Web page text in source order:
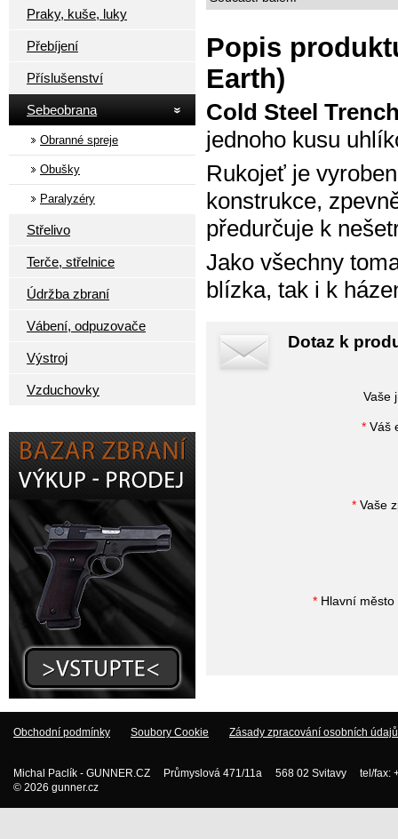
Praky, kuše, luky
Přebíjení
Příslušenství
Sebeobrana
Obranné spreje
Obušky
Paralyzéry
Střelivo
Terče, střelnice
Údržba zbraní
Vábení, odpuzovače
Výstroj
Vzduchovky
Popis
Earth)
Cold Steel
jednoho kusu
Rukojeť je
konstrukce,
předurčuje k
Jako všechny
blízka, tak i k
Dotaz k
Vaše
* Váš
* Vaše
* Hlavní město
Obchodní podmínky Soubory Cookie Zásady zpracování osobních údajů
Michal Paclík - GUNNER.CZ Průmyslová 471/11a 568 02 Svitavy tel/
© 2026 gunner.cz